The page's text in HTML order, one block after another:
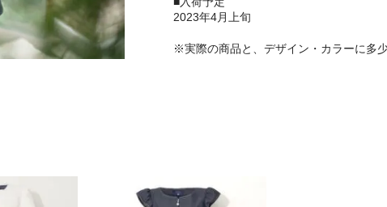
2023年4月上旬
※実際の商品と、デザイン・カラーに多